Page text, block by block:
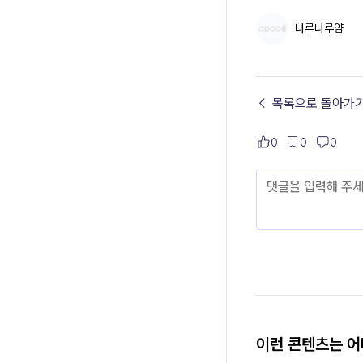
나루나루얌
← 목록으로 돌아가
0 0 0
이런 콘텐츠는